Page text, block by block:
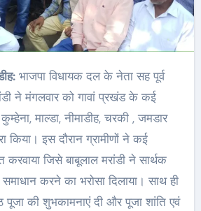
भाजपा विधायक दल के नेता सह पूर्व
ने मंगलवार को गावां प्रखंड के कई
माल्डा, नीमाडीह, चरकी , जमडार
किया। इस दौरान ग्रामीणों ने कई
जिसे बाबूलाल मरांडी ने सार्थक
करने का भरोसा दिलाया। साथ ही
पूजा की शुभकामनाएं दी और पूजा शांति एवं